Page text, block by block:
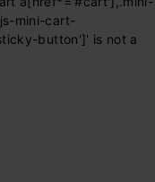
mini-cart-
button']' is not a